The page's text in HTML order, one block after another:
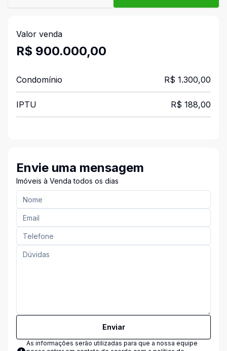
Valor venda
R$ 900.000,00
Condomínio R$ 1.300,00
IPTU R$ 188,00
Envie uma mensagem
Imóveis à Venda todos os dias
Enviar
As informações serão utilizadas para que a nossa equipe